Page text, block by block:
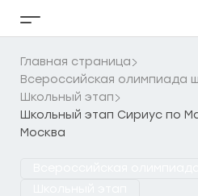
Кнопка
бокового
меню
Главная страница
Всероссийская олимпиада
Школьный этап
Школьный этап Сириус по
Москва